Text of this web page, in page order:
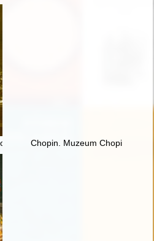
historyczno-kulturowe
Chopin. Muzeum Chopina.